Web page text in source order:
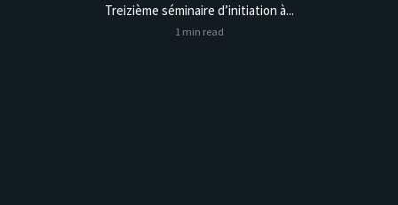
Treizième séminaire d’initiation à...
1 min read